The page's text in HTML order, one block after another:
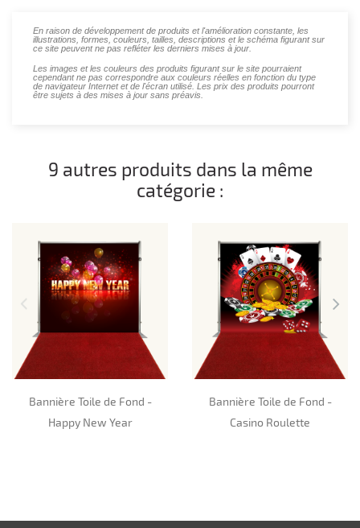
En raison de développement de produits et l'amélioration constante, les
illustrations, formes, couleurs, tailles, descriptions et le schéma figurant sur
ce site peuvent ne pas refléter les derniers mises à jour.
Les images et les couleurs des produits figurant sur le site pourraient
cependant ne pas correspondre aux couleurs réelles en fonction du type
de navigateur Internet et de l'écran utilisé. Les prix des produits pourront
être sujets à des mises à jour sans préavis.
9 autres produits dans la même
catégorie :
Bannière Toile de Fond -
Happy New Year
Bannière Toile de Fond -
Casino Roulette